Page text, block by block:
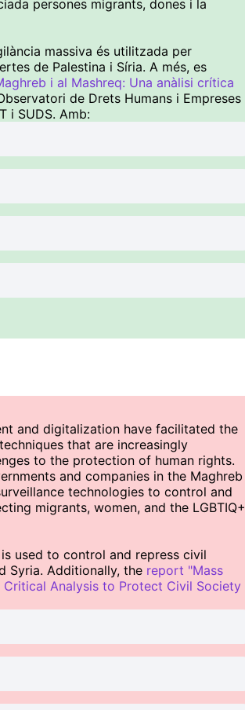
persones migrants, dones i la
massiva és utilitzada per
de Palestina i Síria. A més, es
i al Mashreq: Una anàlisi crítica
de Drets Humans i Empreses
i SUDS. Amb:
and digitalization have facilitated the
that are increasingly
to the protection of human rights.
and companies in the Maghreb
technologies to control and
migrants, women, and the LGBTIQ+
used to control and repress civil
Syria. Additionally, the report "Mass
Critical Analysis to Protect Civil Society